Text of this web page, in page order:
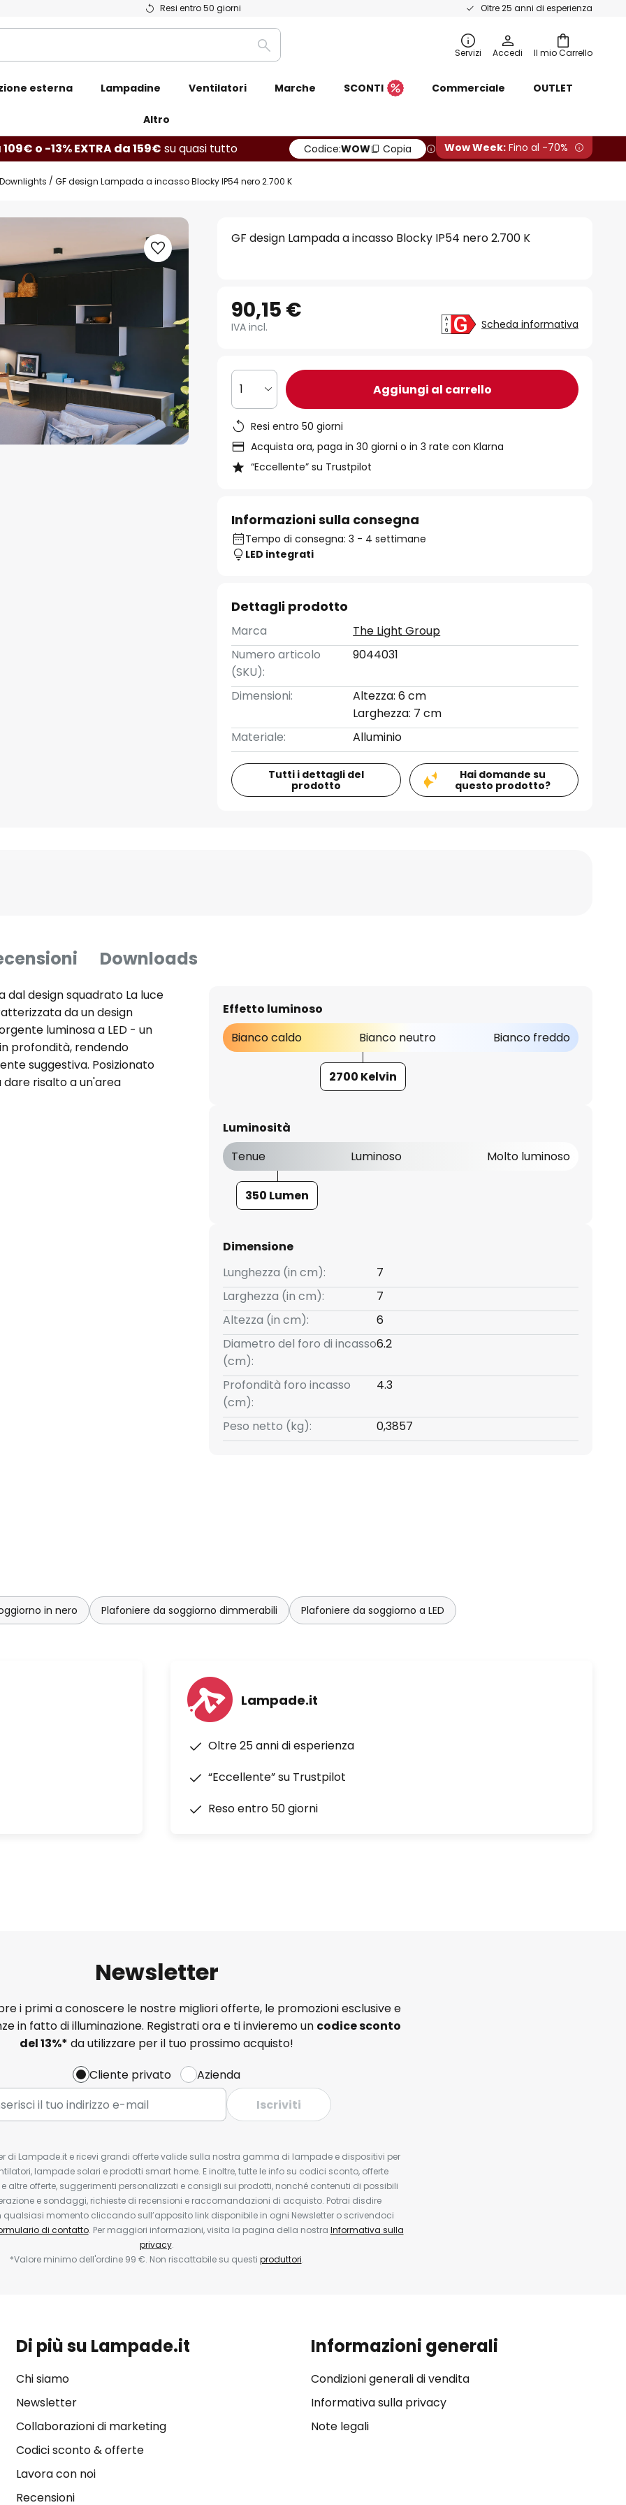
Resi entro 50 giorni Oltre 25 anni di esperienza
Il mio Carrello
Ricerca Servizi Accedi
esterna Lampadine Ventilatori Marche SCONTI Commerciale OUTLET
Altro
109€ o -13% EXTRA da 159€ su quasi tutto Codice:WOW Copia Wow Week: Fino al -70%
Downlights GF design Lampada a incasso Blocky IP54 nero 2.700 K
GF design Lampada a incasso Blocky IP54 nero 2.700 K
90,15 €
IVA incl. Scheda informativa
1 Aggiungi al carrello
Resi entro 50 giorni
Acquista ora, paga in 30 giorni o in 3 rate con Klarna
“Eccellente” su Trustpilot
Informazioni sulla consegna
Tempo di consegna: 3 - 4 settimane
LED integrati
Dettagli prodotto
Marca
The Light Group
Numero articolo
(SKU):
9044031
Dimensioni:
Altezza: 6 cm
Larghezza: 7 cm
Materiale:
Alluminio
Tutti i dettagli del
prodotto
Hai domande su
questo prodotto?
Downloads
dal design squadrato La luce
da un design
luminosa a LED - un
profondità, rendendo
suggestiva. Posizionato
risalto a un'area
adeguata ed
l'ingresso di getti d'acqua
IP54 ed è quindi adatto
locali umidi - Incluso
installato -
di emissione: 24°
Effetto luminoso
Bianco caldo
Bianco neutro Bianco freddo
2700 Kelvin
Luminosità
Tenue
Luminoso Molto luminoso
350 Lumen
Dimensione
Lunghezza (in cm):
7
Larghezza (in cm):
7
Altezza (in cm):
6
Diametro del foro di incasso
(cm):
6.2
Profondità foro incasso
(cm):
4.3
Peso netto (kg): 0,3857
in nero Plafoniere da soggiorno dimmerabili Plafoniere da soggiorno a LED
Lampade.it
Oltre 25 anni di esperienza
“Eccellente” su Trustpilot
Reso entro 50 giorni
Newsletter
i primi a conoscere le nostre migliori offerte, le promozioni esclusive e
in fatto di illuminazione. Registrati ora e ti invieremo un codice sconto
del13%* da utilizzare per il tuo prossimo acquisto!
Cliente privato
Azienda
Iscriviti
di Lampade.it e ricevi grandi offerte valide sulla nostra gamma di lampade e dispositivi per
lampade solari e prodotti smart home. E inoltre, tutte le info su codici sconto, offerte
altre offerte, suggerimenti personalizzati e consigli sui prodotti, nonché contenuti di possibili
e sondaggi, richieste di recensioni e raccomandazioni di acquisto. Potrai disdire
momento cliccando sull’apposito link disponibile in ogni Newsletter o scrivendoci
di contatto. Per maggiori informazioni, visita la pagina della nostra Informativa sulla
privacy.
*Valore minimo dell'ordine 99 €. Non riscattabile su questi produttori.
Di più su Lampade.it
Chi siamo
Newsletter
Collaborazioni di marketing
Codici sconto & offerte
Lavora con noi
Recensioni
Informazioni generali
Condizioni generali di vendita
Informativa sulla privacy
Note legali